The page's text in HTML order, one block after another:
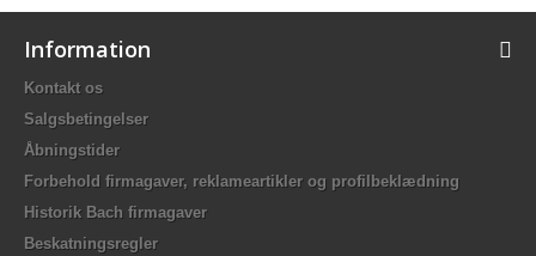
Information
Kontakt os
Salgsbetingelser
Åbningstider
Forbehold firmagaver, reklameartikler og profilbeklædning
Historik Bach firmagaver
Beskatningsregler